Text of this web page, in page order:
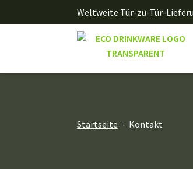
Weltweite Tür-zu-Tür-
Startseite Kontakt